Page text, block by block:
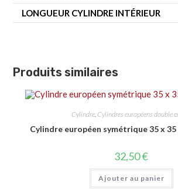
LONGUEUR CYLINDRE INTÉRIEUR
Produits similaires
Cylindre, Cylindres européens double
Cylindre européen symétrique 35 x
32,50€
Ajouter au panier